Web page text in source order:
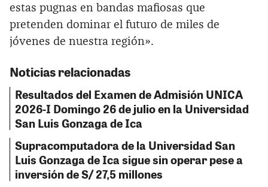
estas pugnas en bandas mafiosas que
pretenden dominar el futuro de miles de
jóvenes de nuestra región».
Noticias relacionadas
Resultados del Examen de Admisión UNICA
2026-I Domingo 26 de julio en la Universidad
San Luis Gonzaga de Ica
Supracomputadora de la Universidad San
Luis Gonzaga de Ica sigue sin operar pese a
inversión de S/ 27,5 millones